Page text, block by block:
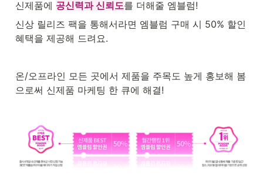
신제품에 공신력과 신뢰도를 더해줄 엠블럼!
신상 릴리즈 팩을 통해서라면 엠블럼 구매 시 50% 할인
혜택을 제공해 드려요.
온/오프라인 모든 곳에서 제품을 주목도 높게 홍보해 봄
으로써 신제품 마케팅 한 큐에 해결!